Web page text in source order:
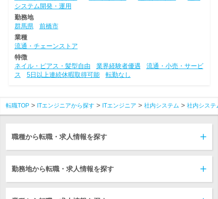
システム開発・運用
勤務地
群馬県
前橋市
業種
流通・チェーンストア
特徴
ネイル・ピアス・髪型自由
業界経験者優遇
流通・小売・サービ
ス
5日以上連続休暇取得可能 転勤なし
転職TOP ITエンジニアから探す ITエンジニア 社内システム 社内システ
職種から転職・求人情報を探す
勤務地から転職・求人情報を探す